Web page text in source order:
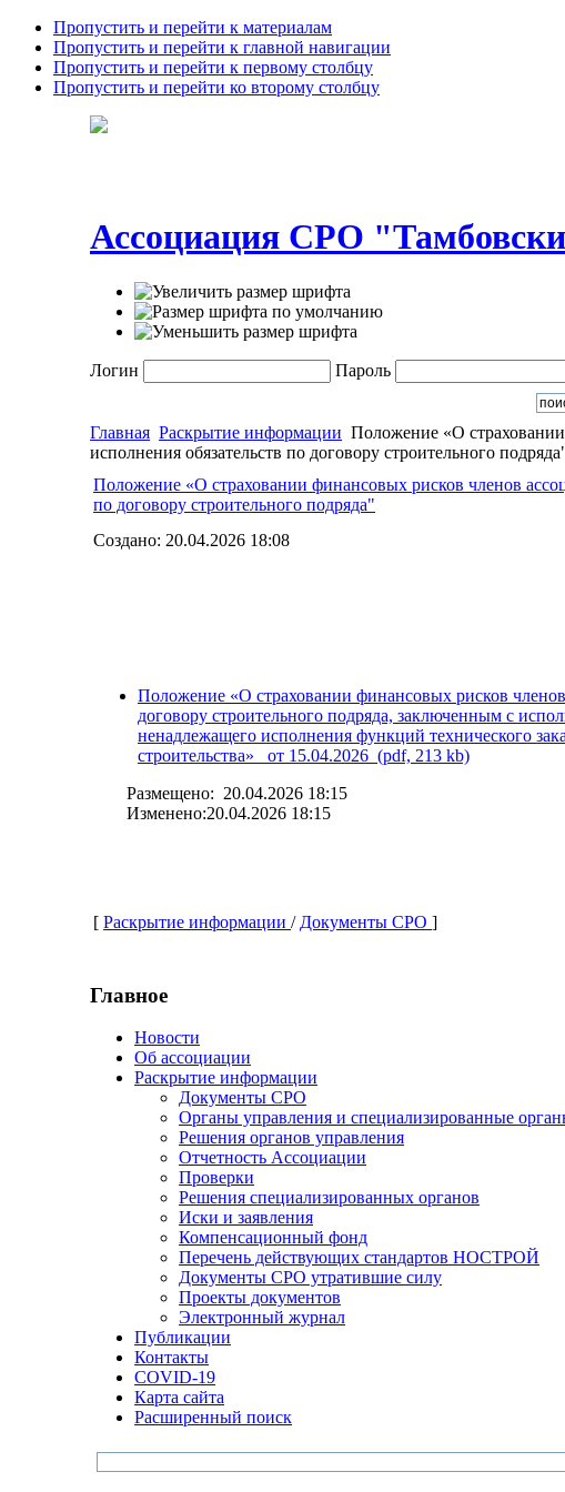
Пропустить и перейти к материалам
Пропустить и перейти к главной навигации
Пропустить и перейти к первому столбцу
Пропустить и перейти ко второму столбцу
Ассоциация СРО
Логин Пароль
Главная Раскрытие информации Положение «О
исполнения обязательств по договору строительного
Положение «О страховании финансовых рисков членов
по договору строительного подряда"
Создано: 20.04.2026 18:08
Положение «О страховании финансовых рисков
договору строительного подряда, заключенным с
ненадлежащего исполнения функций технического
строительства» от 15.04.2026 (pdf, 213 kb)
Размещено: 20.04.2026 18:15
Изменено:20.04.2026 18:15
[ Раскрытие информации/ Документы СРО]
Главное
Новости
Об ассоциации
Раскрытие информации
Документы СРО
Органы управления и специализированные
Решения органов управления
Отчетность Ассоциации
Проверки
Решения специализированных органов
Иски и заявления
Компенсационный фонд
Перечень действующих стандартов НОСТРОЙ
Документы СРО утратившие силу
Проекты документов
Электронный журнал
Публикации
Контакты
COVID-19
Карта сайта
Расширенный поиск